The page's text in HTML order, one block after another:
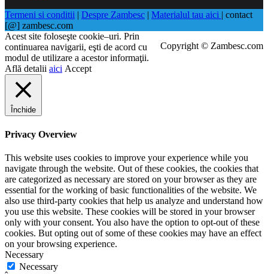
Termeni si conditii | Despre Zambesc | Materialul tau aici | contact
[@] zambesc.com
Copyright © Zambesc.com
Acest site foloseşte cookie–uri. Prin
continuarea navigarii, eşti de acord cu
modul de utilizare a acestor informaţii.
Află detalii aici Accept
Închide
Privacy Overview
This website uses cookies to improve your experience while you
navigate through the website. Out of these cookies, the cookies that
are categorized as necessary are stored on your browser as they are
essential for the working of basic functionalities of the website. We
also use third-party cookies that help us analyze and understand how
you use this website. These cookies will be stored in your browser
only with your consent. You also have the option to opt-out of these
cookies. But opting out of some of these cookies may have an effect
on your browsing experience.
Necessary
Necessary